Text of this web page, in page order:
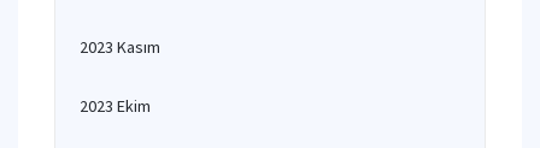
2023 Kasım
2023 Ekim